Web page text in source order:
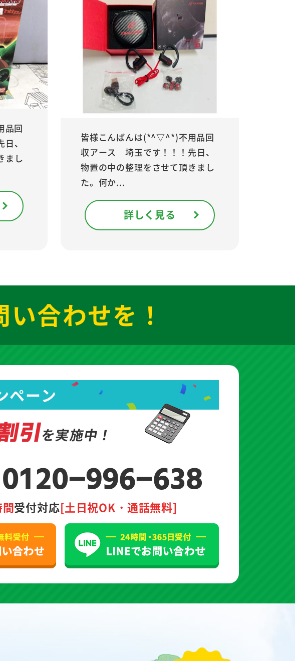
品回
、
まし
皆様こんばんは(*^▽^*)不用品回
収アース 埼玉です！！！先日、
物置の中の整理をさせて頂きまし
た。何か...
詳しく見る
合わせを！
ペーン
引を実施中！
0120-996-638
受付対応[土日祝OK・通話無料]